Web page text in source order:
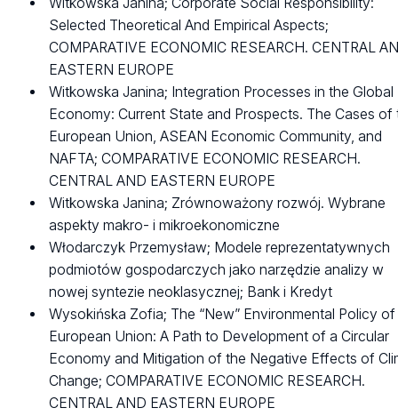
Selected Theoretical And Empirical Aspects;
COMPARATIVE ECONOMIC RESEARCH. CENTRAL
EASTERN EUROPE
Witkowska Janina; Integration Processes in the Global
Economy: Current State and Prospects. The Cases of
European Union, ASEAN Economic Community, and
NAFTA; COMPARATIVE ECONOMIC RESEARCH.
CENTRAL AND EASTERN EUROPE
Witkowska Janina; Zrównoważony rozwój. Wybrane
aspekty makro- i mikroekonomiczne
Włodarczyk Przemysław; Modele reprezentatywnych
podmiotów gospodarczych jako narzędzie analizy w
nowej syntezie neoklasycznej; Bank i Kredyt
Wysokińska Zofia; The “New” Environmental Policy
European Union: A Path to Development of a Circular
Economy and Mitigation of the Negative Effects of
Change; COMPARATIVE ECONOMIC RESEARCH.
CENTRAL AND EASTERN EUROPE